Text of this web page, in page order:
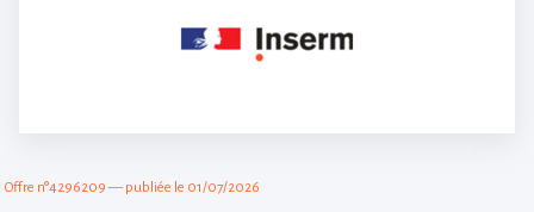
Offre n°4296209 — publiée le 01/07/2026